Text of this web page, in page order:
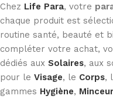
Chez Life Para, votre
chaque produit est
routine santé, beauté et
compléter votre achat,
dédiés aux Solaires, aux
pour le Visage, le Corps,
gammes Hygiène, Minceur